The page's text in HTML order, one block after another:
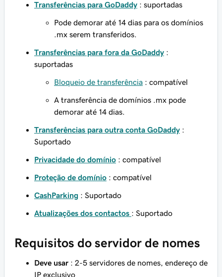
Transferências para GoDaddy : suportadas
Pode demorar até 14 dias para os domínios
.mx serem transferidos.
Transferências para fora da GoDaddy :
suportadas
Bloqueio de transferência : compatível
A transferência de domínios .mx pode
demorar até 14 dias.
Transferências para outra conta GoDaddy :
Suportado
Privacidade do domínio : compatível
Proteção de domínio : compatível
CashParking : Suportado
Atualizações dos contactos : Suportado
Requisitos do servidor de nomes
Deve usar : 2-5 servidores de nomes, endereço de
IP exclusivo